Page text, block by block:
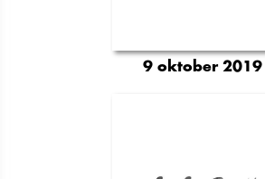
9 oktober 2019